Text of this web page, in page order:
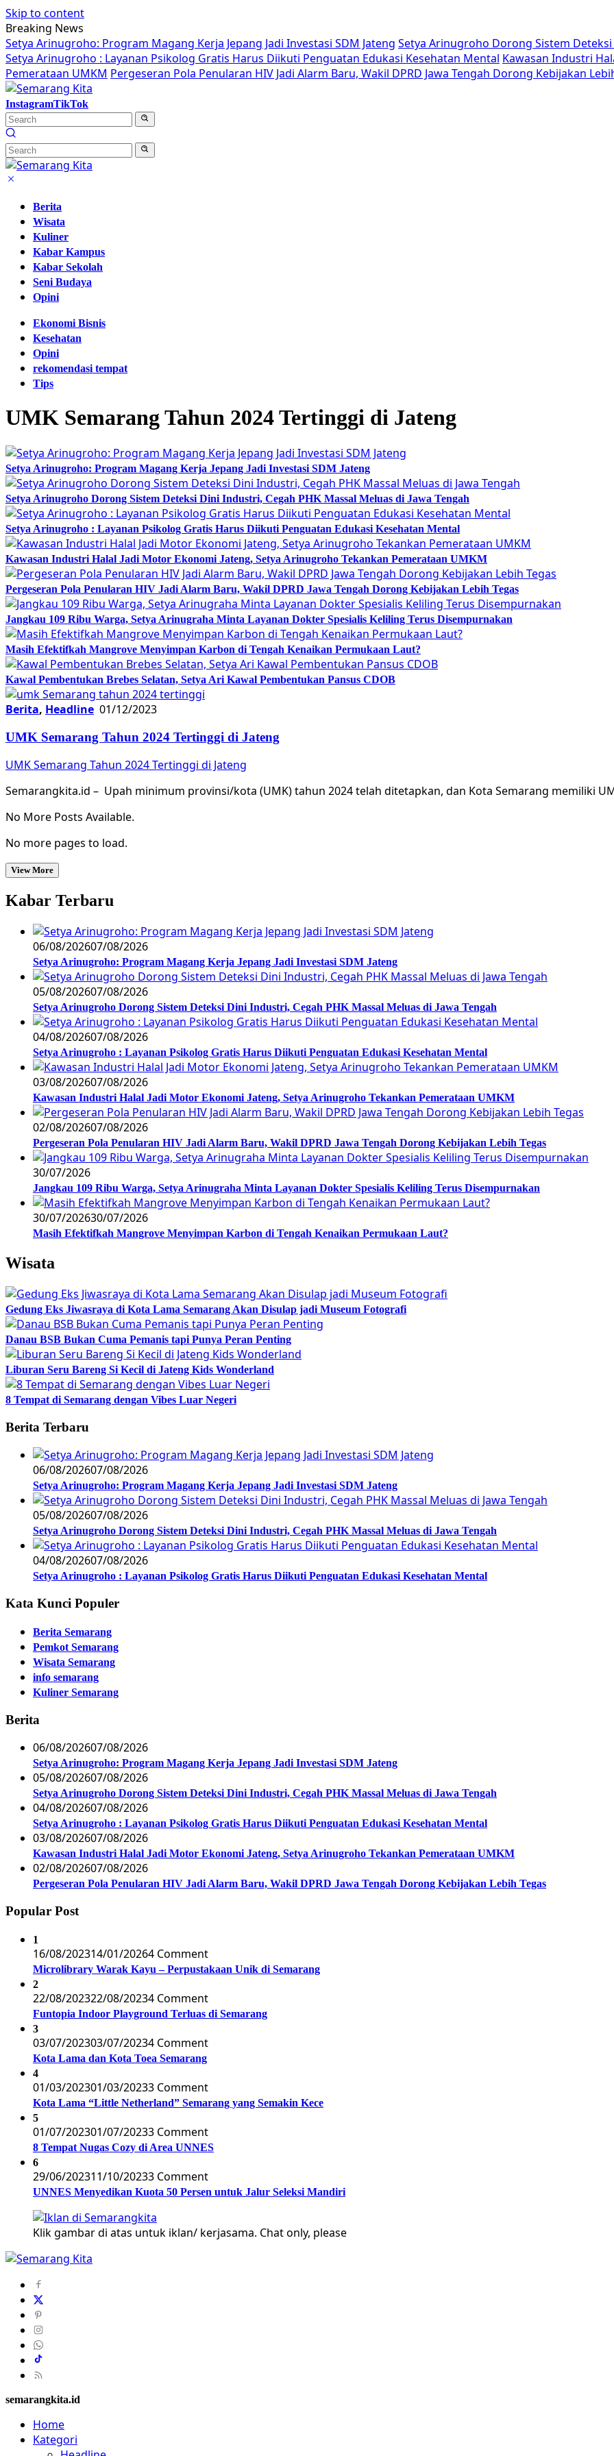
Skip to content
Breaking News
Setya Arinugroho: Program Magang Kerja Jepang Jadi Investasi SDM Jateng Setya Arinugroho Dorong Sistem
Setya Arinugroho : Layanan Psikolog Gratis Harus Diikuti Penguatan Edukasi Kesehatan Mental Kawasan Industri
Pemerataan UMKM Pergeseran Pola Penularan HIV Jadi Alarm Baru, Wakil DPRD Jawa Tengah Dorong Kebijakan
InstagramTikTok
Berita
Wisata
Kuliner
Kabar Kampus
Kabar Sekolah
Seni Budaya
Opini
Ekonomi Bisnis
Kesehatan
Opini
rekomendasi tempat
Tips
UMK Semarang Tahun 2024 Tertinggi di Jateng
Setya Arinugroho: Program Magang Kerja Jepang Jadi Investasi SDM Jateng
Setya Arinugroho Dorong Sistem Deteksi Dini Industri, Cegah PHK Massal Meluas di Jawa Tengah
Setya Arinugroho : Layanan Psikolog Gratis Harus Diikuti Penguatan Edukasi Kesehatan Mental
Kawasan Industri Halal Jadi Motor Ekonomi Jateng, Setya Arinugroho Tekankan Pemerataan UMKM
Pergeseran Pola Penularan HIV Jadi Alarm Baru, Wakil DPRD Jawa Tengah Dorong Kebijakan Lebih Tegas
Jangkau 109 Ribu Warga, Setya Arinugraha Minta Layanan Dokter Spesialis Keliling Terus Disempurnakan
Masih Efektifkah Mangrove Menyimpan Karbon di Tengah Kenaikan Permukaan Laut?
Kawal Pembentukan Brebes Selatan, Setya Ari Kawal Pembentukan Pansus CDOB
Berita, Headline 01/12/2023
UMK Semarang Tahun 2024 Tertinggi di Jateng
UMK Semarang Tahun 2024 Tertinggi di Jateng
Semarangkita.id – Upah minimum provinsi/kota (UMK) tahun 2024 telah ditetapkan, dan Kota Semarang memiliki
No More Posts Available.
No more pages to load.
View More
Kabar Terbaru
06/08/202607/08/2026
Setya Arinugroho: Program Magang Kerja Jepang Jadi Investasi SDM Jateng
05/08/202607/08/2026
Setya Arinugroho Dorong Sistem Deteksi Dini Industri, Cegah PHK Massal Meluas di Jawa Tengah
04/08/202607/08/2026
Setya Arinugroho : Layanan Psikolog Gratis Harus Diikuti Penguatan Edukasi Kesehatan Mental
03/08/202607/08/2026
Kawasan Industri Halal Jadi Motor Ekonomi Jateng, Setya Arinugroho Tekankan Pemerataan UMKM
02/08/202607/08/2026
Pergeseran Pola Penularan HIV Jadi Alarm Baru, Wakil DPRD Jawa Tengah Dorong Kebijakan Lebih Tegas
30/07/2026
Jangkau 109 Ribu Warga, Setya Arinugraha Minta Layanan Dokter Spesialis Keliling Terus Disempurnakan
30/07/202630/07/2026
Masih Efektifkah Mangrove Menyimpan Karbon di Tengah Kenaikan Permukaan Laut?
Wisata
Gedung Eks Jiwasraya di Kota Lama Semarang Akan Disulap jadi Museum Fotografi
Danau BSB Bukan Cuma Pemanis tapi Punya Peran Penting
Liburan Seru Bareng Si Kecil di Jateng Kids Wonderland
8 Tempat di Semarang dengan Vibes Luar Negeri
Berita Terbaru
06/08/202607/08/2026
Setya Arinugroho: Program Magang Kerja Jepang Jadi Investasi SDM Jateng
05/08/202607/08/2026
Setya Arinugroho Dorong Sistem Deteksi Dini Industri, Cegah PHK Massal Meluas di Jawa Tengah
04/08/202607/08/2026
Setya Arinugroho : Layanan Psikolog Gratis Harus Diikuti Penguatan Edukasi Kesehatan Mental
Kata Kunci Populer
Berita Semarang
Pemkot Semarang
Wisata Semarang
info semarang
Kuliner Semarang
Berita
06/08/202607/08/2026
Setya Arinugroho: Program Magang Kerja Jepang Jadi Investasi SDM Jateng
05/08/202607/08/2026
Setya Arinugroho Dorong Sistem Deteksi Dini Industri, Cegah PHK Massal Meluas di Jawa Tengah
04/08/202607/08/2026
Setya Arinugroho : Layanan Psikolog Gratis Harus Diikuti Penguatan Edukasi Kesehatan Mental
03/08/202607/08/2026
Kawasan Industri Halal Jadi Motor Ekonomi Jateng, Setya Arinugroho Tekankan Pemerataan UMKM
02/08/202607/08/2026
Pergeseran Pola Penularan HIV Jadi Alarm Baru, Wakil DPRD Jawa Tengah Dorong Kebijakan Lebih Tegas
Popular Post
1
16/08/202314/01/20264 Comment
Microlibrary Warak Kayu – Perpustakaan Unik di Semarang
2
22/08/202322/08/20234 Comment
Funtopia Indoor Playground Terluas di Semarang
3
03/07/202303/07/20234 Comment
Kota Lama dan Kota Toea Semarang
4
01/03/202301/03/20233 Comment
Kota Lama “Little Netherland” Semarang yang Semakin Kece
5
01/07/202301/07/20233 Comment
8 Tempat Nugas Cozy di Area UNNES
6
29/06/202311/10/20233 Comment
UNNES Menyedikan Kuota 50 Persen untuk Jalur Seleksi Mandiri
Klik gambar di atas untuk iklan/ kerjasama. Chat only, please
semarangkita.id
Home
Kategori